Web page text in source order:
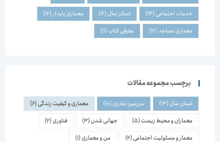
خدمات اجتماعی(13) استان سال(12) معماری پایدار(12)
معماری مساجد(12) معرفی کتاب(11)
برچسب مجموعه مقالات
استان سال(13) سرزمین مادری(10) معماری و کیفیت زندگی(6)
معماران و محیط زیست(5) جهانی شدن(3) فناوری(2)
معمار و مسئولیت اجتماعی(2) من و معماری(1)